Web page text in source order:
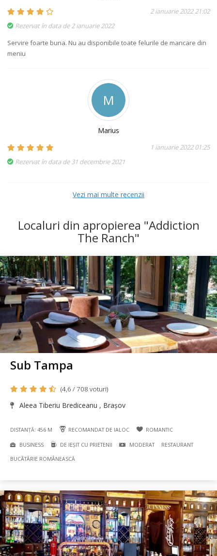
2 ianuarie 2022 21:02
Rezervat în data de 2 ianuarie 2022
Servire foarte buna. Nu au disponibile toate felurile de mancare din
meniu
M
Marius
1 ianuarie 2022 01:25
Rezervat în data de 31 decembrie 2021
Vezi mai multe recenzii
Localuri din apropierea "Addiction
The Ranch"
Sub Tampa
(4,6 / 708 voturi)
Aleea Tiberiu Brediceanu , Brașov
DISTANȚĂ: 456 M RECOMANDAT DE IALOC ROMANTIC
BUSINESS DE IEȘIT CU PRIETENII MODERAT RESTAURANT
BUCÃTÃRIE ROMÂNEASCĂ